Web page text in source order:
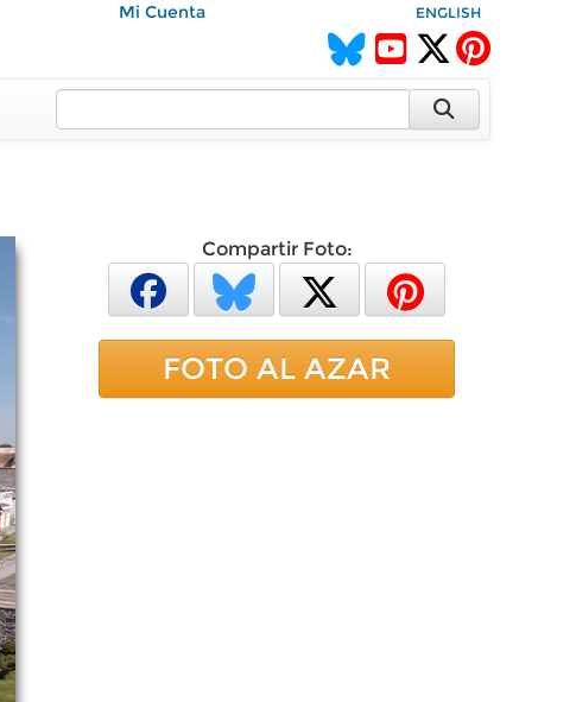
Mi Cuenta ENGLISH
Compartir Foto:
FOTO AL AZAR